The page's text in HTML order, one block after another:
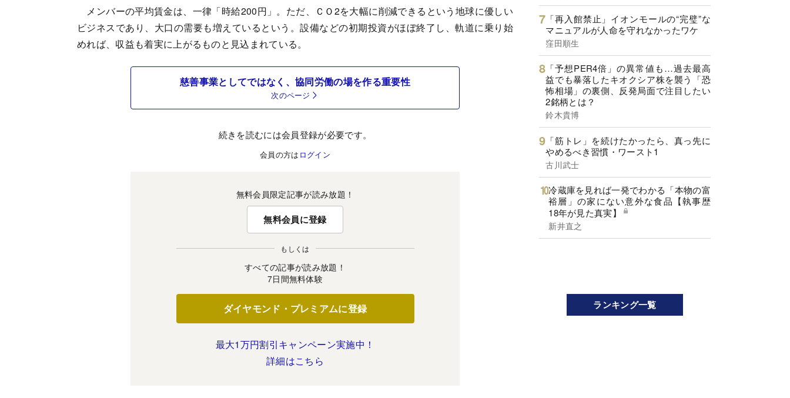
メンバーの平均賃金は、一律「時給200円」。ただ、ＣＯ2を大幅に削減できるという地球に優しい
ビジネスであり、大口の需要も増えているという。設備などの初期投資がほぼ終了し、軌道に乗り始
めれば、収益も着実に上がるものと見込まれている。
慈善事業としてではなく、協同労働の場を作る重要性
次のページ
続きを読むには会員登録が必要です。
会員の方は ログイン
無料会員限定記事が読み放題！
無料会員に登録
もしくは
すべての記事が読み放題！
7日間無料体験
ダイヤモンド・プレミアムに登録
最大1万円割引キャンペーン実施中！
詳細はこちら
「再入館禁止」イオンモールの“完璧”な
マニュアルが人命を守れなかったワケ
窪田順生
「予想PER4倍」の異常値も…過去最高
益でも暴落したキオクシア株を襲う「恐
怖相場」の裏側、反発局面で注目したい
2銘柄とは？
鈴木貴博
「筋トレ」を続けたかったら、真っ先に
やめるべき習慣・ワースト1
古川武士
冷蔵庫を見れば一発でわかる「本物の富
裕層」の家にない意外な食品【執事歴
18年が見た真実】
新井直之
ランキング一覧